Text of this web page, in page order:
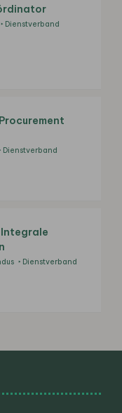
Dienstverband
Dienstverband
Dienstverband